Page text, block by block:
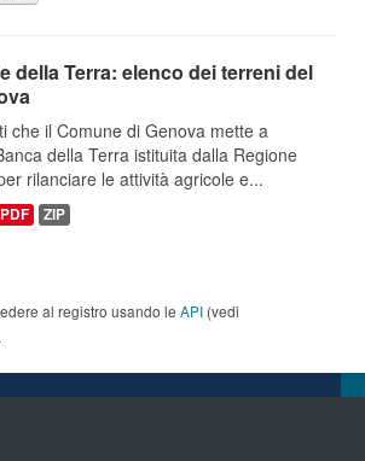
della Terra: elenco dei terreni del
che il Comune di Genova mette a
della Terra istituita dalla Regione
rilanciare le attività agricole e...
PDF ZIP
al registro usando le API (vedi